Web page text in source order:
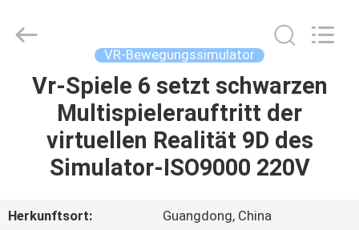
HEIM
PRODUKTE
SHOW
Co.,Ltd.
VR-Bewegungssimulator
Vr-Spiele 6 setzt schwarzen
Multispielerauftritt der
virtuellen Realität 9D des
Simulator-ISO9000 220V
Herkunftsort:
Guangdong, China